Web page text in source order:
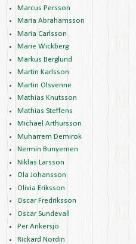
Marcus Persson
Maria Abrahamsson
Maria Carlsson
Marie Wickberg
Markus Berglund
Martin Karlsson
Martin Olsvenne
Mathias Knutsson
Mathias Steffens
Michael Arthursson
Muharrem Demirok
Nermin Bunyemen
Niklas Larsson
Ola Johansson
Olivia Eriksson
Oscar Fredriksson
Oscar Sundevall
Per Ankersjö
Rickard Nordin